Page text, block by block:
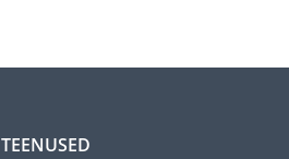
TEENUSED